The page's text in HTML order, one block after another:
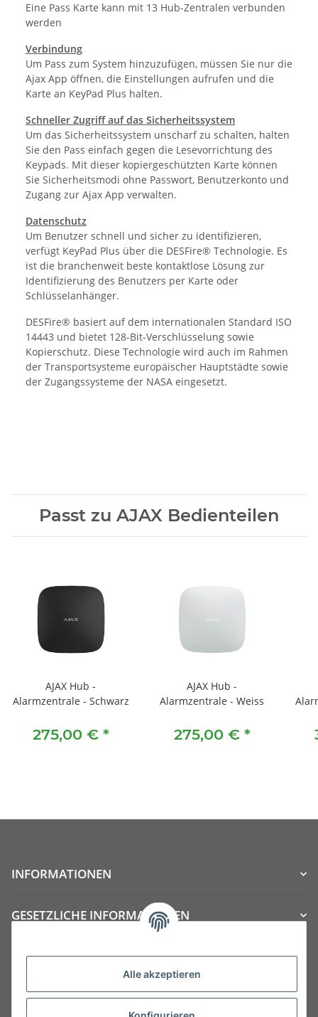
Alle akzeptieren
Eine Pass Karte kann mit 13 Hub-Zentralen verbunden
werden
Verbindung
Um Pass zum System hinzuzufügen, müssen Sie nur die
Ajax App öffnen, die Einstellungen aufrufen und die
Karte an KeyPad Plus halten.
Schneller Zugriff auf das Sicherheitssystem
Um das Sicherheitssystem unscharf zu schalten, halten
Sie den Pass einfach gegen die Lesevorrichtung des
Keypads. Mit dieser kopiergeschützten Karte können
Sie Sicherheitsmodi ohne Passwort, Benutzerkonto und
Zugang zur Ajax App verwalten.
Datenschutz
Um Benutzer schnell und sicher zu identifizieren,
verfügt KeyPad Plus über die DESFire® Technologie. Es
ist die branchenweit beste kontaktlose Lösung zur
Identifizierung des Benutzers per Karte oder
Schlüsselanhänger.
DESFire® basiert auf dem internationalen Standard ISO
14443 und bietet 128-Bit-Verschlüsselung sowie
Kopierschutz. Diese Technologie wird auch im Rahmen
der Transportsysteme europäischer Hauptstädte sowie
der Zugangssysteme der NASA eingesetzt.
Passt zu AJAX Bedienteilen
AJAX Hub -
Alarmzentrale - Schwarz
275,00 € *
AJAX Hub -
Alarmzentrale - Weiss
275,00 € *
INFORMATIONEN
GESETZLICHE INFORMATIONEN
Kategorien